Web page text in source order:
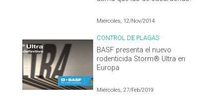
Miércoles, 12/Nov/2014
CONTROL DE PLAGAS
BASF presenta el nuevo
rodenticida Storm® Ultra en
Europa
Miércoles, 27/Feb/2019